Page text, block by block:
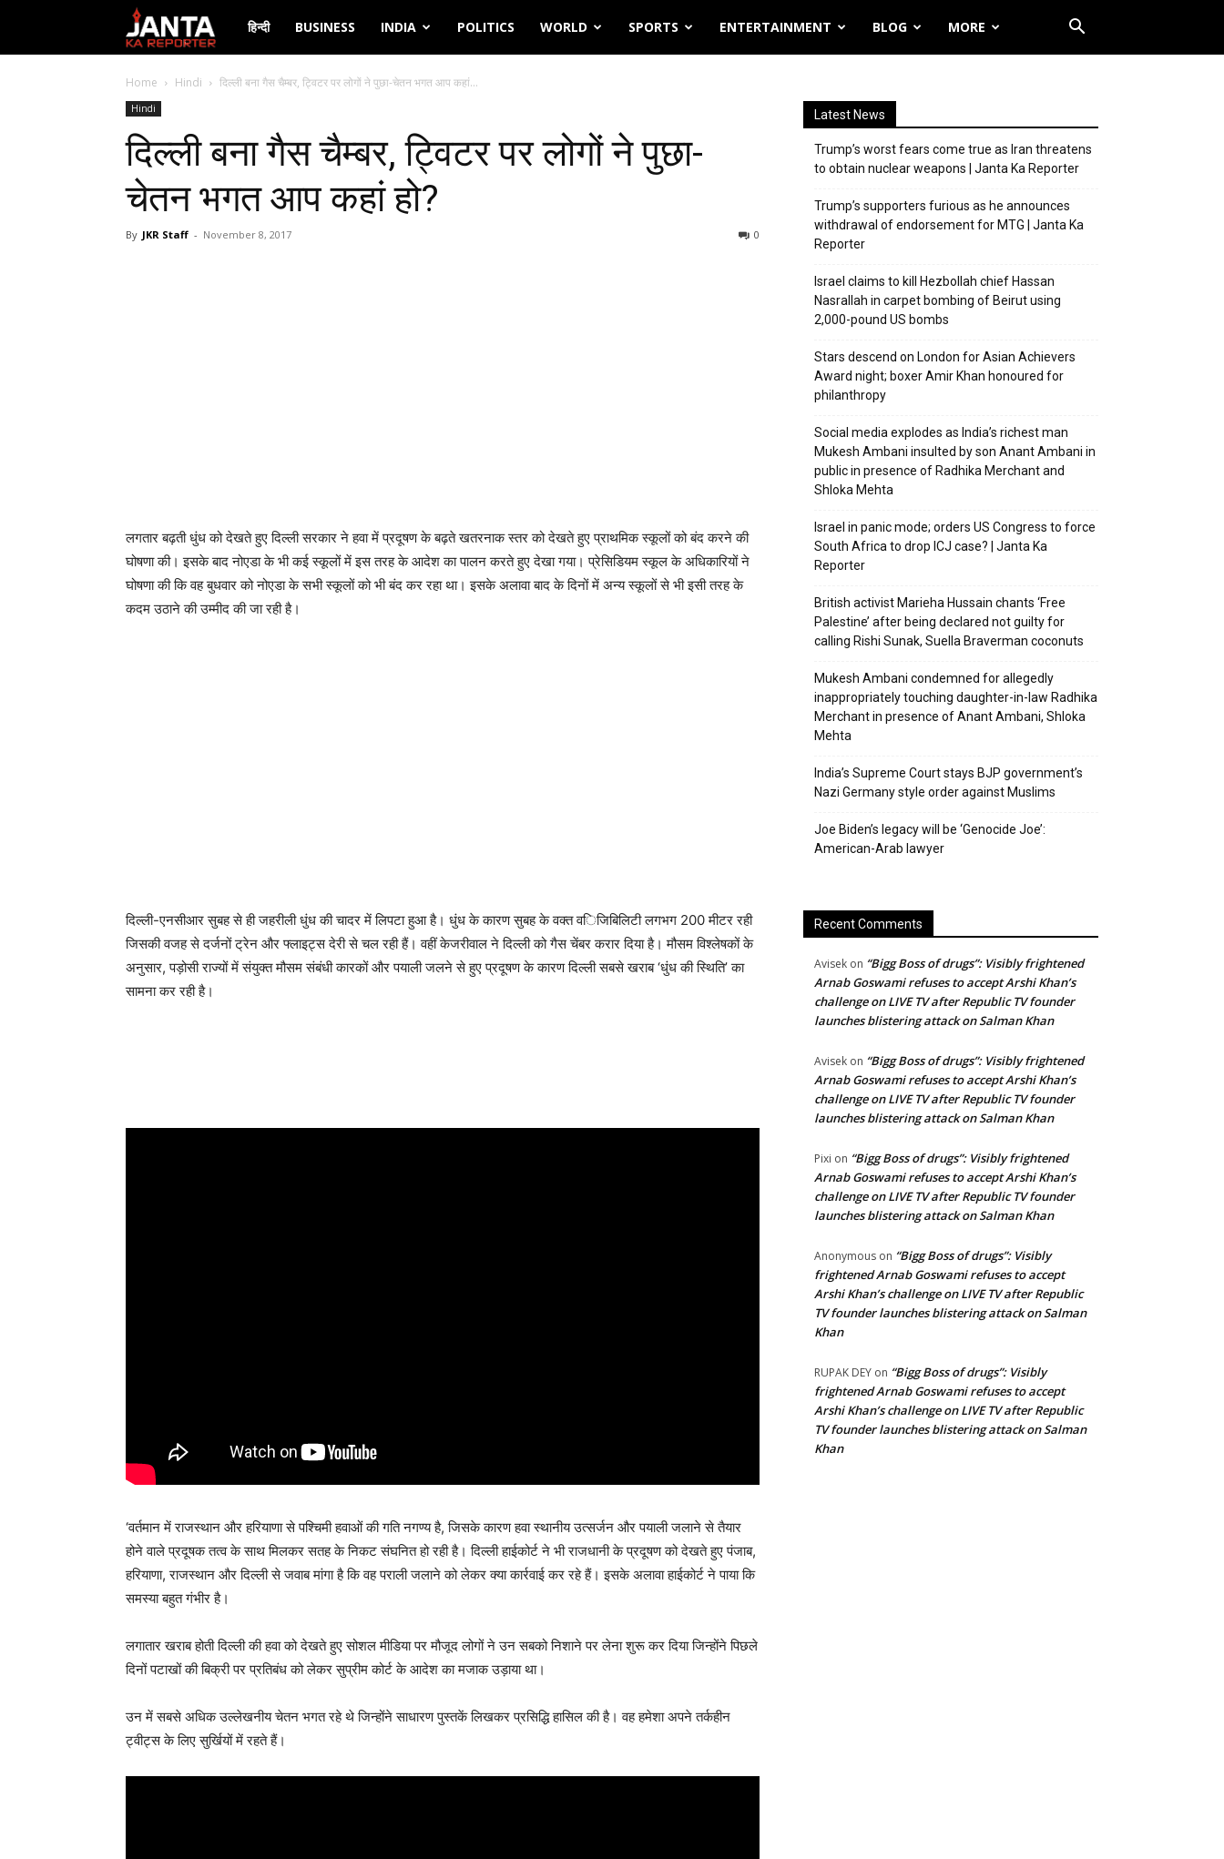
Janta
Ka
Reporter
हिन्दी BUSINESS INDIA POLITICS WORLD SPORTS ENTERTAINMENT BLOG MORE
Home Hindi दिल्ली बना गैस चैम्बर, ट्विटर पर लोगों ने पुछा-चेतन भगत आप कहां...
Hindi
दिल्ली बना गैस चैम्बर, ट्विटर पर लोगों ने पुछा-
चेतन भगत आप कहां हो?
By JKR Staff - November 8, 2017 0
लगतार बढ़ती धुंध को देखते हुए दिल्ली सरकार ने हवा में प्रदूषण के बढ़ते खतरनाक स्तर को देखते हुए प्राथमिक स्कूलों को बंद करने की
घोषणा की। इसके बाद नोएडा के भी कई स्कूलों में इस तरह के आदेश का पालन करते हुए देखा गया। प्रेसिडियम स्कूल के अधिकारियों ने
घोषणा की कि वह बुधवार को नोएडा के सभी स्कूलों को भी बंद कर रहा था। इसके अलावा बाद के दिनों में अन्य स्कूलों से भी इसी तरह के
कदम उठाने की उम्मीद की जा रही है।
दिल्ली-एनसीआर सुबह से ही जहरीली धुंध की चादर में लिपटा हुआ है। धुंध के कारण सुबह के वक्त व‌‌िज‌िब‌िल‌िटी लगभग 200 मीटर रही
ज‌िसकी वजह से दर्जनों ट्रेन और फ्लाइट्स देरी से चल रही हैं। वहीं केजरीवाल ने द‌िल्ली को गैस चेंबर करार दिया है। मौसम विश्लेषकों के
अनुसार, पड़ोसी राज्यों में संयुक्त मौसम संबंधी कारकों और पयाली जलने से हुए प्रदूषण के कारण दिल्ली सबसे खराब ‘धुंध की स्थिति’ का
सामना कर रही है।
‘वर्तमान में राजस्थान और हरियाणा से पश्चिमी हवाओं की गति नगण्य है, जिसके कारण हवा स्थानीय उत्सर्जन और पयाली जलाने से तैयार
होने वाले प्रदूषक तत्व के साथ मिलकर सतह के निकट संघनित हो रही है। दिल्ली हाईकोर्ट ने भी राजधानी के प्रदूषण को देखते हुए पंजाब,
हरियाणा, राजस्थान और दिल्ली से जवाब मांगा है कि वह पराली जलाने को लेकर क्या कार्रवाई कर रहे हैं। इसके अलावा हाईकोर्ट ने पाया कि
समस्या बहुत गंभीर है।
लगातार खराब होती दिल्ली की हवा को देखते हुए सोशल मीडिया पर मौजूद लोगों ने उन सबको निशाने पर लेना शुरू कर दिया जिन्होंने पिछले
दिनों पटाखों की बिक्री पर प्रतिबंध को लेकर सुप्रीम कोर्ट के आदेश का मजाक उड़ाया था।
उन में सबसे अधिक उल्लेखनीय चेतन भगत रहे थे जिन्होंने साधारण पुस्तकें लिखकर प्रसिद्धि हासिल की है। वह हमेशा अपने तर्कहीन
ट्वीट्स के लिए सुर्खियों में रहते हैं।
Latest News
Trump’s worst fears come true as Iran threatens
to obtain nuclear weapons | Janta Ka Reporter
Trump’s supporters furious as he announces
withdrawal of endorsement for MTG | Janta Ka
Reporter
Israel claims to kill Hezbollah chief Hassan
Nasrallah in carpet bombing of Beirut using
2,000-pound US bombs
Stars descend on London for Asian Achievers
Award night; boxer Amir Khan honoured for
philanthropy
Social media explodes as India’s richest man
Mukesh Ambani insulted by son Anant Ambani in
public in presence of Radhika Merchant and
Shloka Mehta
Israel in panic mode; orders US Congress to force
South Africa to drop ICJ case? | Janta Ka
Reporter
British activist Marieha Hussain chants ‘Free
Palestine’ after being declared not guilty for
calling Rishi Sunak, Suella Braverman coconuts
Mukesh Ambani condemned for allegedly
inappropriately touching daughter-in-law Radhika
Merchant in presence of Anant Ambani, Shloka
Mehta
India’s Supreme Court stays BJP government’s
Nazi Germany style order against Muslims
Joe Biden’s legacy will be ‘Genocide Joe’:
American-Arab lawyer
Recent Comments
Avisek on “Bigg Boss of drugs”: Visibly frightened
Arnab Goswami refuses to accept Arshi Khan’s
challenge on LIVE TV after Republic TV founder
launches blistering attack on Salman Khan
Avisek on “Bigg Boss of drugs”: Visibly frightened
Arnab Goswami refuses to accept Arshi Khan’s
challenge on LIVE TV after Republic TV founder
launches blistering attack on Salman Khan
Pixi on “Bigg Boss of drugs”: Visibly frightened
Arnab Goswami refuses to accept Arshi Khan’s
challenge on LIVE TV after Republic TV founder
launches blistering attack on Salman Khan
Anonymous on “Bigg Boss of drugs”: Visibly
frightened Arnab Goswami refuses to accept
Arshi Khan’s challenge on LIVE TV after Republic
TV founder launches blistering attack on Salman
Khan
RUPAK DEY on “Bigg Boss of drugs”: Visibly
frightened Arnab Goswami refuses to accept
Arshi Khan’s challenge on LIVE TV after Republic
TV founder launches blistering attack on Salman
Khan